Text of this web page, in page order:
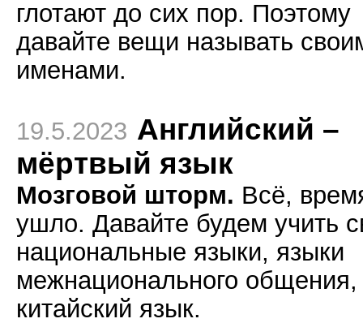
глотают до сих пор. Поэтому
давайте вещи называть
именами.
19.5.2023 Английский –
мёртвый язык
Мозговой шторм. Всё,
ушло. Давайте будем учить
национальные языки, языки
межнационального общения,
китайский язык.